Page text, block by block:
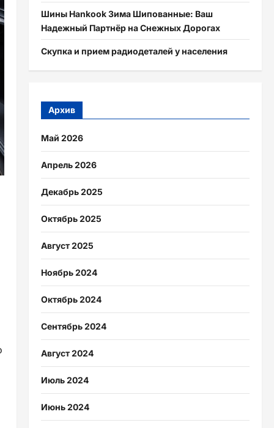
Шины Hankook Зима Шипованные: Ваш
Надежный Партнёр на Снежных Дорогах
Скупка и прием радиодеталей у населения
Архив
Май 2026
Апрель 2026
Декабрь 2025
Октябрь 2025
Август 2025
Ноябрь 2024
Октябрь 2024
Сентябрь 2024
Август 2024
Июль 2024
Июнь 2024